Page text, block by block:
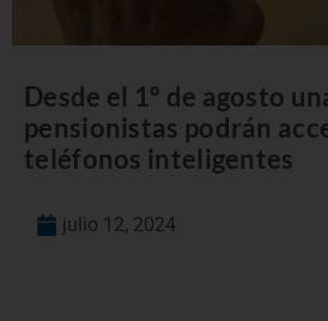
Desde el 1º de agosto
pensionistas podrán
teléfonos inteligentes
julio 12, 2024